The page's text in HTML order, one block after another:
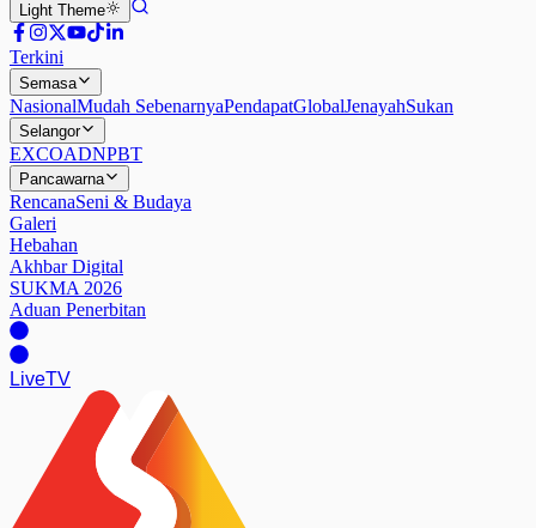
Light Theme
Terkini
Semasa
NasionalMudah SebenarnyaPendapatGlobalJenayahSukan
Selangor
EXCOADNPBT
Pancawarna
RencanaSeni & Budaya
Galeri
Hebahan
Akhbar Digital
SUKMA 2026
Aduan Penerbitan
LiveTV